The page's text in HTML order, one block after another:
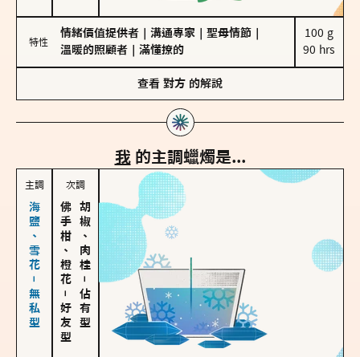
特性
情緒價值提供者 溝通專家 聖母情節
溫暖的照顧者
滿懂撩的
100 g
90 hrs
查看 對方 的解說
我 的主調蠟燭是...
主調
海鹽、雪花－無私型
次調
佛手柑、橙花
－
好友型
胡椒、肉桂
－
佔有型